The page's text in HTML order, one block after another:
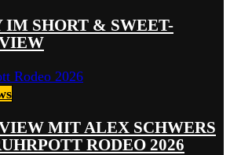
IM SHORT & SWEET-
MIT ALEX SCHWERS
RODEO 2026